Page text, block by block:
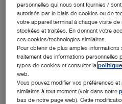
Quantité:
Ajouter
personnelles qui nous sont fournies /
autorisés par le biais de cookies ou de
votre appareil terminal à chaque visite de
stockées et traitées. En donnant votre
ces cookies/technologies similaires.
Pour obtenir de plus amples
traitement des informations personnelles
types de cookies et consulter la
web.
Vous pouvez modifier vos préférences
similaires à tout moment (voir dans notre
bas de notre page web). Cette